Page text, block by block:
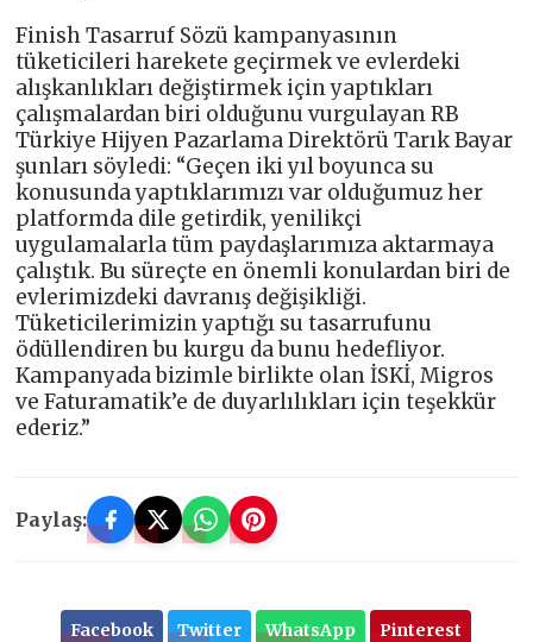
Finish Tasarruf Sözü kampanyasının
tüketicileri harekete geçirmek ve evlerdeki
alışkanlıkları değiştirmek için yaptıkları
çalışmalardan biri olduğunu vurgulayan RB
Türkiye Hijyen Pazarlama Direktörü Tarık Bayar
şunları söyledi: “Geçen iki yıl boyunca su
konusunda yaptıklarımızı var olduğumuz her
platformda dile getirdik, yenilikçi
uygulamalarla tüm paydaşlarımıza aktarmaya
çalıştık. Bu süreçte en önemli konulardan biri de
evlerimizdeki davranış değişikliği.
Tüketicilerimizin yaptığı su tasarrufunu
ödüllendiren bu kurgu da bunu hedefliyor.
Kampanyada bizimle birlikte olan İSKİ, Migros
ve Faturamatik’e de duyarlılıkları için teşekkür
ederiz.”
Paylaş:
Facebook Twitter WhatsApp Pinterest